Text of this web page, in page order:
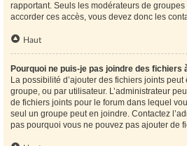
rapportant. Seuls les modérateurs de
accorder ces accès, vous devez donc les
Haut
Pourquoi ne puis-je pas joindre des fichiers
La possibilité d’ajouter des fichiers joints
groupe, ou par utilisateur. L’administrateur
de fichiers joints pour le forum dans lequel
seul un groupe peut en joindre. Contactez
pas pourquoi vous ne pouvez pas ajouter de